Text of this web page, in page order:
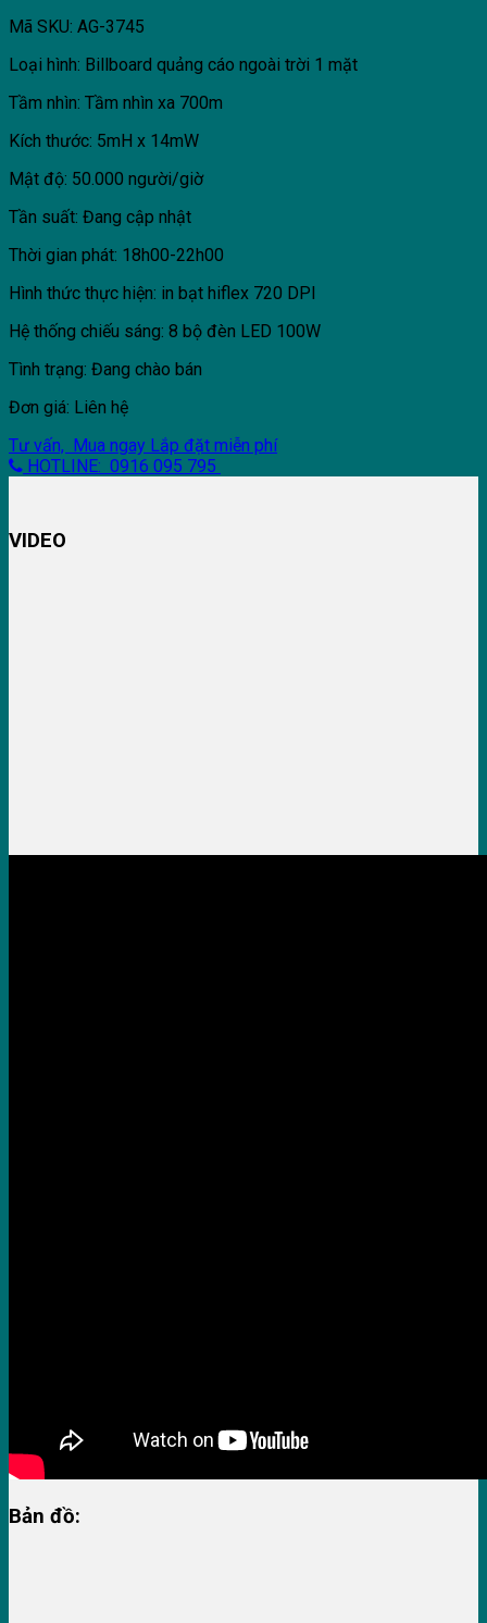
Mã SKU: AG-3745
Loại hình: Billboard quảng cáo ngoài trời 1 mặt
Tầm nhìn: Tầm nhìn xa 700m
Kích thước: 5mH x 14mW
Mật độ: 50.000 người/giờ
Tần suất: Đang cập nhật
Thời gian phát: 18h00-22h00
Hình thức thực hiện: in bạt hiflex 720 DPI
Hệ thống chiếu sáng: 8 bộ đèn LED 100W
Tình trạng: Đang chào bán
Đơn giá: Liên hệ
Tư vấn, Mua ngay Lắp đặt miễn phí
HOTLINE: 0916 095 795
VIDEO
Bản đồ: